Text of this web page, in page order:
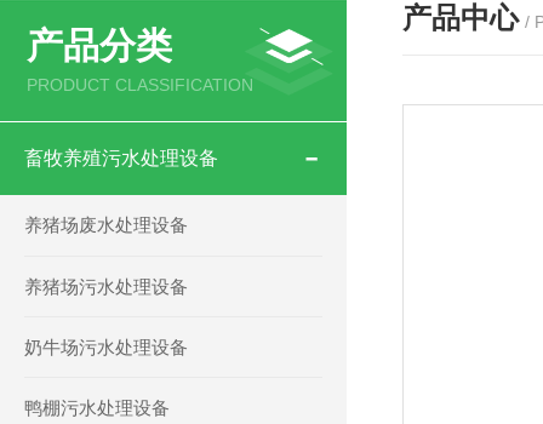
产品分类
PRODUCT CLASSIFICATION
畜牧养殖污水处理设备
养猪场废水处理设备
养猪场污水处理设备
奶牛场污水处理设备
鸭棚污水处理设备
产品中心 /